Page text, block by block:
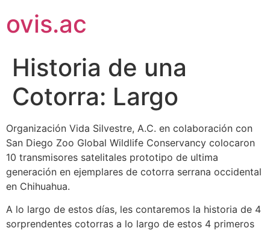
ovis.ac
Historia de una
Cotorra: Largo
Organización Vida Silvestre, A.C. en colaboración con
San Diego Zoo Global Wildlife Conservancy colocaron
10 transmisores satelitales prototipo de ultima
generación en ejemplares de cotorra serrana occidental
en Chihuahua.
A lo largo de estos días, les contaremos la historia de 4
sorprendentes cotorras a lo largo de estos 4 primeros